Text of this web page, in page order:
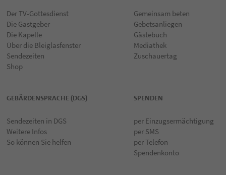
Der TV-Gottesdienst
Die Gastgeber
Die Kapelle
Über die Bleiglasfenster
Sendezeiten
Shop
Gemeinsam beten
Gebetsanliegen
Gästebuch
Mediathek
Zuschauertag
GEBÄRDENSPRACHE (DGS)
Sendezeiten in DGS
Weitere Infos
So können Sie helfen
SPENDEN
per Einzugsermächtigung
per SMS
per Telefon
Spendenkonto